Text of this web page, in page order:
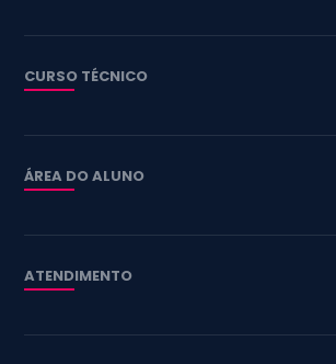
CURSO TÉCNICO
ÁREA DO ALUNO
ATENDIMENTO